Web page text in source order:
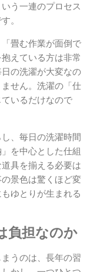
う一連のプロセス
。
「畳む作業が面倒で
えている方は非常
の洗濯が大変なの
せん。洗濯の「仕
いるだけなので
、毎日の洗濯時間
を中心とした仕組
具を揃える必要は
景色は驚くほど変
ゆとりが生まれる
負担なのか
うのは、長年の習